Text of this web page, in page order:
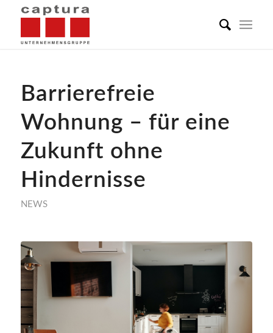
Barrierefreie
Wohnung – für eine
Zukunft ohne
Hindernisse
NEWS